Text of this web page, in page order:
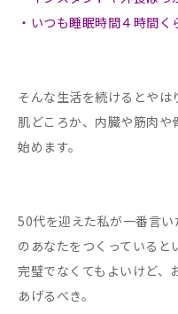
・いつも睡眠時間４時間く
そんな生活を続けるとやは
肌どころか、内臓や筋肉
始めます。
50代を迎えた私が一番言
のあなたをつくっていると
完璧でなくてもよいけど、
あげるべき。